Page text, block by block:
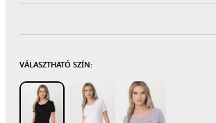
VÁLASZTHATÓ SZÍN: